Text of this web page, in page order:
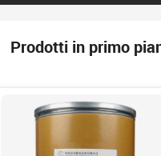
Prodotti in primo